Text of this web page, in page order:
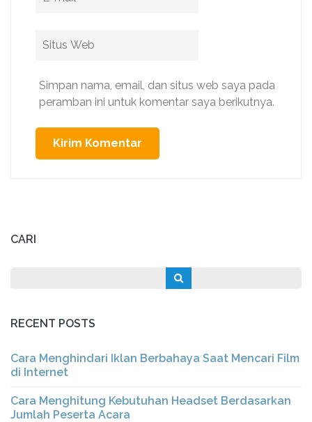
Situs
Simpan nama, email, dan situs web saya pada
peramban ini untuk komentar saya berikutnya.
CARI
RECENT POSTS
Cara Menghindari Iklan Berbahaya Saat Mencari Film
di Internet
Cara Menghitung Kebutuhan Headset Berdasarkan
Jumlah Peserta Acara